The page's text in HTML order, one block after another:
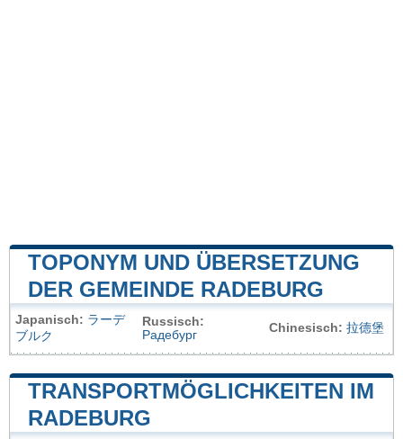
TOPONYM UND ÜBERSETZUNG
DER GEMEINDE RADEBURG
Japanisch: ラーデ
ブルク
Russisch:
Радебург
Chinesisch: 拉德堡
TRANSPORTMÖGLICHKEITEN IM
RADEBURG